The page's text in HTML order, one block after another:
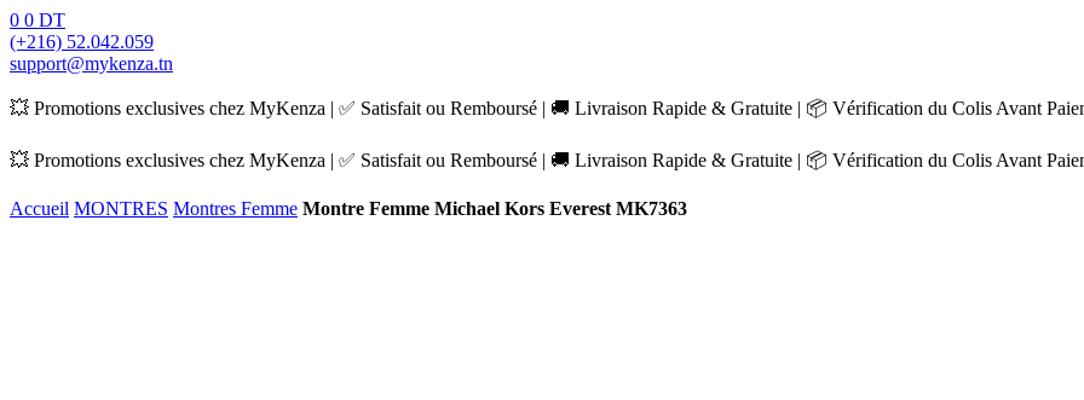
0 0 DT
(+216) 52.042.059
support@mykenza.tn
💥 Promotions exclusives chez MyKenza | ✅ Satisfait ou Remboursé | 🚚 Livraison Rapide & Gratuite | 📦 Vérification du Colis Avant
💥 Promotions exclusives chez MyKenza | ✅ Satisfait ou Remboursé | 🚚 Livraison Rapide & Gratuite | 📦 Vérification du Colis Avant
Accueil MONTRES Montres Femme Montre Femme Michael Kors Everest MK7363